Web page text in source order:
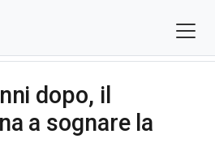
dopo, il
a sognare la